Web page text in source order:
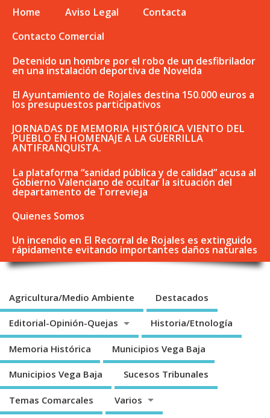
Home Aviso Legal
Contacta
Contacto Comercial
Detenido un hombre por el robo de un desfibrilador
en una instalación deportiva de Novelda
El Ayuntamiento de Rojales destina 150.000 euros a
los presupuestos participativos
JORNADAS DE MEMORIA HISTÓRICA VIENTO DEL
PUEBLO EN HOMENAJE A LA GUERRILLA
ANTIFRANQUISTA.
La plataforma “sanidad pública y de calidad” acusa al
Gobierno Valenciano de ocultar la situación del
departamento de Torrevieja
Quienes Somos
Un incendio en El Recorral de Rojales es extinguido
rápidamente evitando importantes daños naturales
Agricultura/Medio Ambiente Destacados
Editorial-Opinión-Quejas Historia/Etnología
Memoria Histórica Municipios Vega Baja
Municipios Vega Baja Sucesos Tribunales
Temas Comarcales Varios